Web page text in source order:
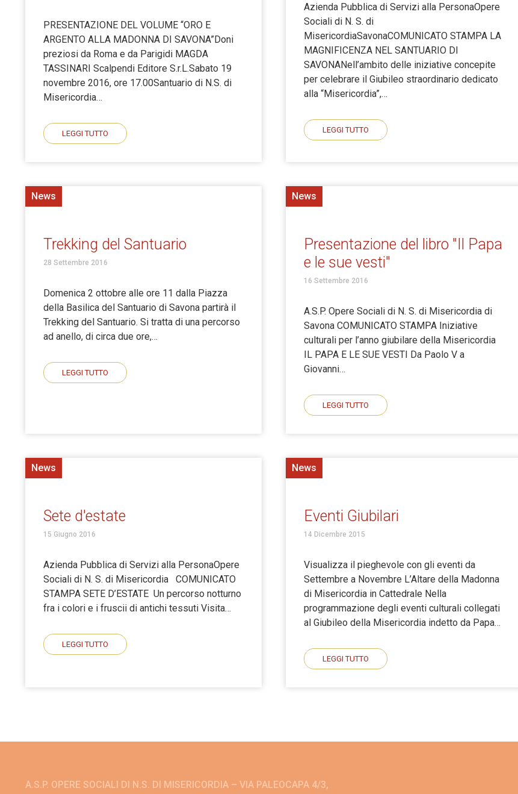
PRESENTAZIONE DEL VOLUME “ORO E
ARGENTO ALLA MADONNA DI SAVONA”Doni
preziosi da Roma e da Parigidi MAGDA
TASSINARI Scalpendi Editore S.r.L.Sabato 19
novembre 2016, ore 17.00Santuario di N.S. di
Misericordia…
LEGGI TUTTO
Azienda Pubblica di Servizi alla PersonaOpere
Sociali di N. S. di
MisericordiaSavonaCOMUNICATO STAMPA LA
MAGNIFICENZA NEL SANTUARIO DI
SAVONANell’ambito delle iniziative concepite
per celebrare il Giubileo straordinario dedicato
alla “Misericordia”,…
LEGGI TUTTO
News
Trekking del Santuario
28 Settembre 2016
Domenica 2 ottobre alle ore 11 dalla Piazza
della Basilica del Santuario di Savona partirà il
Trekking del Santuario. Si tratta di una percorso
ad anello, di circa due ore,…
LEGGI TUTTO
News
Presentazione del libro "Il Papa
e le sue vesti"
16 Settembre 2016
A.S.P. Opere Sociali di N. S. di Misericordia di
Savona COMUNICATO STAMPA Iniziative
culturali per l’anno giubilare della Misericordia
IL PAPA E LE SUE VESTI Da Paolo V a
Giovanni…
LEGGI TUTTO
News
Sete d'estate
15 Giugno 2016
Azienda Pubblica di Servizi alla PersonaOpere
Sociali di N. S. di Misericordia COMUNICATO
STAMPA SETE D’ESTATE Un percorso notturno
fra i colori e i fruscii di antichi tessuti Visita…
LEGGI TUTTO
News
Eventi Giubilari
14 Dicembre 2015
Visualizza il pieghevole con gli eventi da
Settembre a Novembre L’Altare della Madonna
di Misericordia in Cattedrale Nella
programmazione degli eventi culturali collegati
al Giubileo della Misericordia indetto da Papa…
LEGGI TUTTO
A.S.P. OPERE SOCIALI DI N.S. DI MISERICORDIA – VIA PALEOCAPA 4/3,